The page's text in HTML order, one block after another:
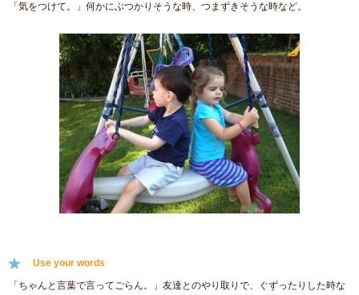
「気をつけて。」何かにぶつかりそうな時、つまずきそうな時など。
Use your words
「ちゃんと言葉で言ってごらん。」友達とのやり取りで、ぐずったりした時な